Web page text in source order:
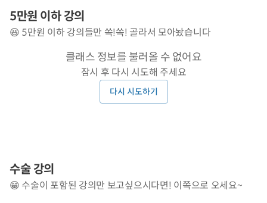
5만원 이하 강의
😆 5만원 이하 강의들만 쏙!쏙! 골라서 모아놨습니다
클래스 정보를 불러올 수 없어요
잠시 후 다시 시도해 주세요
다시 시도하기
수술 강의
😁 수술이 포함된 강의만 보고싶으시다면! 이쪽으로 오세요~